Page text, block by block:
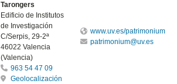
Tarongers
Edificio de Institutos
de Investigación
C/Serpis, 29-2ª
46022 Valencia
(Valencia)
963 54 47 09
Geolocalización
www.uv.es/patrimonium
patrimonium@uv.es